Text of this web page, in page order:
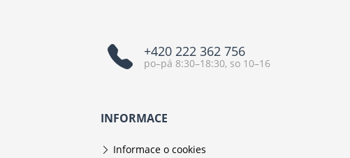
+420 222 362 756
po–pá 8:30–18:30, so 10–16
INFORMACE
Informace o cookies